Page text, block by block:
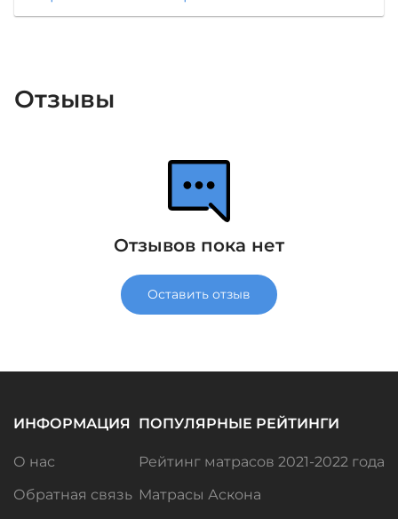
Отзывы
Отзывов пока нет
Оставить отзыв
ИНФОРМАЦИЯ
О нас
Обратная связь
ПОПУЛЯРНЫЕ РЕЙТИНГИ
Рейтинг матрасов 2021-2022 года
Матрасы Аскона